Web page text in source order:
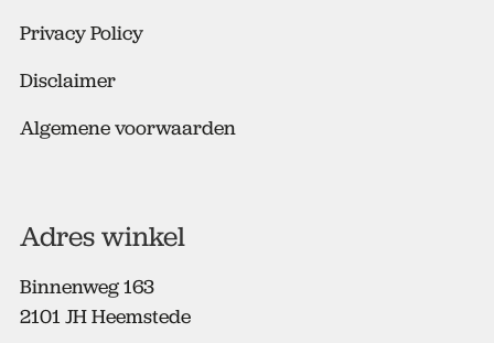
Privacy Policy
Disclaimer
Algemene voorwaarden
Adres winkel
Binnenweg 163
2101 JH Heemstede